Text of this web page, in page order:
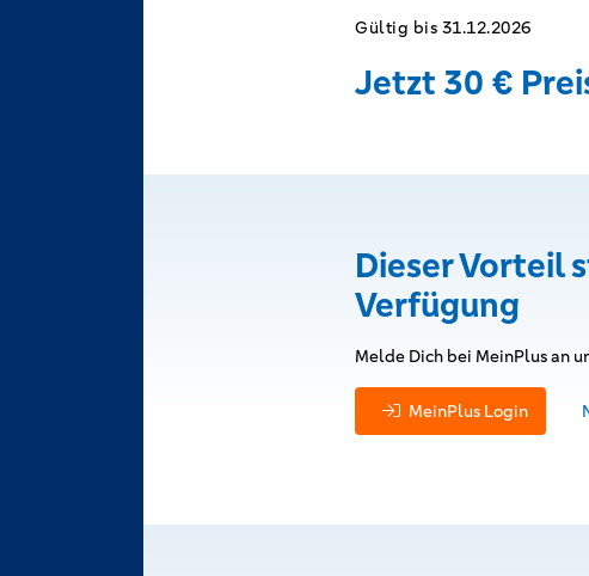
Gültig bis 31.12.2026
Jetzt 30 €
Dieser Vorteil
Verfügung
Melde Dich bei MeinPlus an
MeinPlus Login